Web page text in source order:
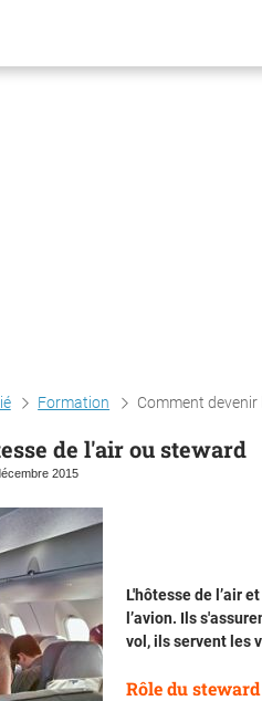
Formation Comment
de l'air ou steward
2015
L'hôtesse de l’air
l’avion. Ils
vol, ils servent les
Rôle du steward